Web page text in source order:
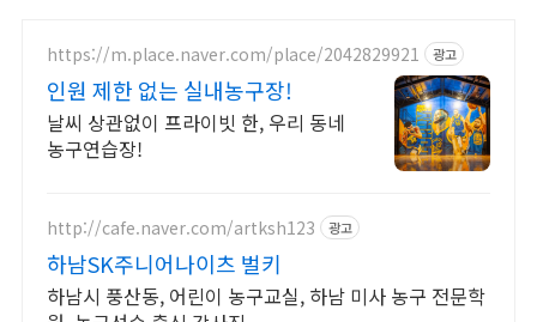
https://m.place.naver.com/place/2042829921 광고
인원 제한 없는 실내농구장!
날씨 상관없이 프라이빗 한, 우리 동네
농구연습장!
http://cafe.naver.com/artksh123 광고
하남SK주니어나이츠 벌키
하남시 풍산동, 어린이 농구교실, 하남 미사 농구 전문학